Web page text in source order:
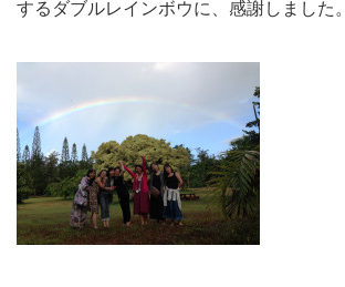
するダブルレインボウに、感謝しました。